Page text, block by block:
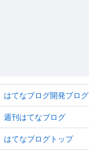
はてなブログ開発ブログ
週刊はてなブログ
はてなブログトップ